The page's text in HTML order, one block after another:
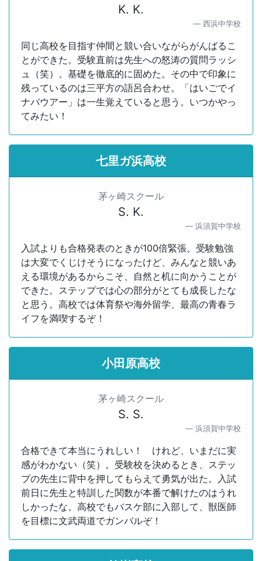
K. K.
西浜中学校
同じ高校を目指す仲間と競い合いながらがんばるこ
とができた。受験直前は先生への怒涛の質問ラッシ
ュ（笑）。基礎を徹底的に固めた。その中で印象に
残っているのは三平方の語呂合わせ。「はいごでイ
ナバウアー」は一生覚えていると思う。いつかやっ
てみたい！
七里ガ浜高校
茅ヶ崎スクール
S. K.
浜須賀中学校
入試よりも合格発表のときが100倍緊張。受験勉強
は大変でくじけそうになったけど、みんなと競いあ
える環境があるからこそ、自然と机に向かうことが
できた。ステップでは心の部分がとても成長したな
と思う。高校では体育祭や海外留学、最高の青春ラ
イフを満喫するぞ！
小田原高校
茅ヶ崎スクール
S. S.
浜須賀中学校
合格できて本当にうれしい！ けれど、いまだに実
感がわかない（笑）。受験校を決めるとき、ステッ
プの先生に背中を押してもらえて勇気が出た。入試
前日に先生と特訓した関数が本番で解けたのはうれ
しかったな。高校でもバスケ部に入部して、獣医師
を目標に文武両道でガンバルぞ！